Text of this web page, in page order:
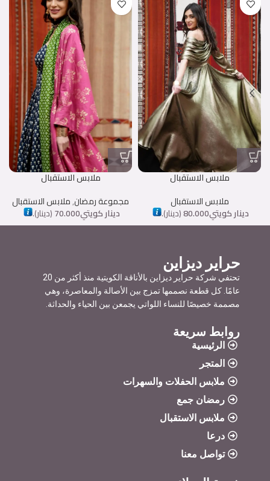
ملابس الاستقبال
ملابس الاستقبال
دينار كويتي80.000
(دينار).
ملابس الاستقبال
مجموعة رمضان,ملابس الاستقبال
دينار كويتي70.000
(دينار).
حراير ديزاين
تحتفي شركة حراير ديزاين بالأناقة الكويتية منذ أكثر من 20
عامًا. كل قطعة نصممها تمزج بين الأصالة والمعاصرة، وهي
مصممة خصيصًا للنساء اللواتي يجمعن بين الحياء والحداثة.
روابط سريعة
الرئيسية
المتجر
ملابس الحفلات والسهرات
رمضان جمع
ملابس الاستقبال
درعا
تواصل معنا